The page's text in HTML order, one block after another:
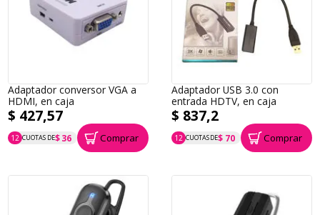
Adaptador conversor VGA a
HDMI, en caja
$ 427,57
12 CUOTAS DE$ 36
P.T.F. $ 428 Comprar
Adaptador USB 3.0 con
entrada HDTV, en caja
$ 837,2
12 CUOTAS DE$ 70
P.T.F. $ 837 Comprar